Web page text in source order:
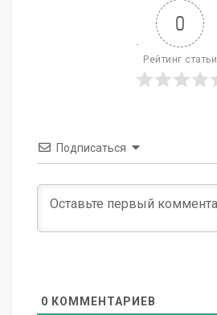
0
Рейтинг статьи
Подписаться
0 КОММЕНТАРИЕВ